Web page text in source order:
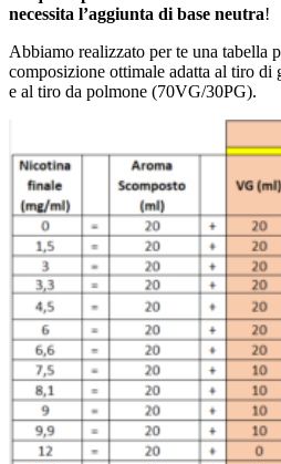
necessita l’aggiunta di base neutra!
Abbiamo realizzato per te una tabella
composizione ottimale adatta al tiro
e al tiro da polmone (70VG/30PG).